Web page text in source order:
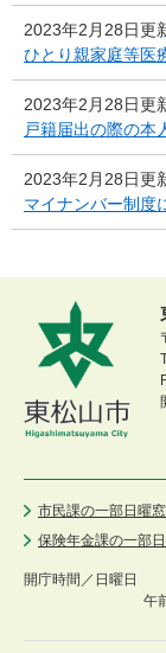
2023年2月28日更
ひとり親家庭等医
2023年2月28日更
戸籍届出の際の本
2023年2月28日更
マイナンバー制度
市民課の一部日曜
保険年金課の一部
開庁時間／ 日曜日
午